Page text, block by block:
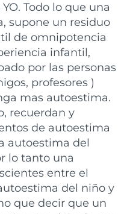
Todo lo que una
supone un residuo
de omnipotencia
infantil,
por las personas
profesores )
mas autoestima.
recuerdan y
de autoestima
autoestima del
lo tanto una
entre el
del niño y
que decir que un